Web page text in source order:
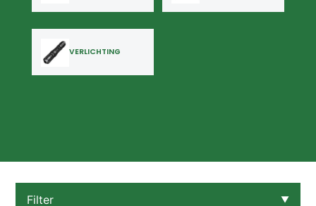
VERLICHTING
Filter ▼